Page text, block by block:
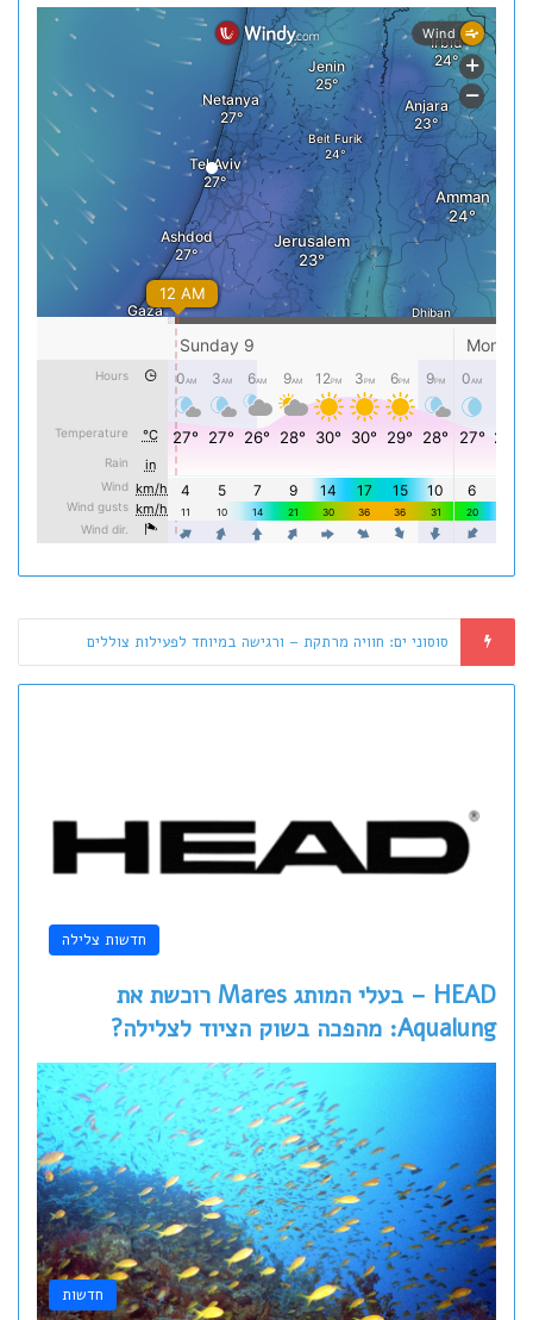
חדשות צלילה
HEAD – בעלי המותג Mares רוכשת את
Aqualung: מהפכה בשוק הציוד לצלילה?
חדשות